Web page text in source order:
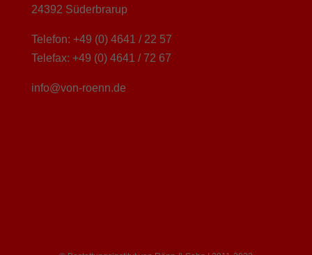
24392 Süderbrarup
Telefon: +49 (0) 4641 / 22 57
Telefax: +49 (0) 4641 / 72 67
info@von-roenn.de